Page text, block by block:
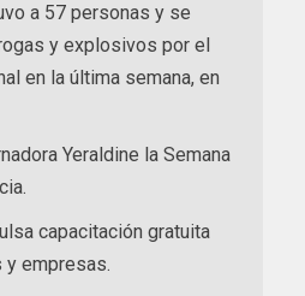
a 57 personas y se
y explosivos por el
en la última semana, en
Yeraldine la Semana
capacitación gratuita
y empresas.